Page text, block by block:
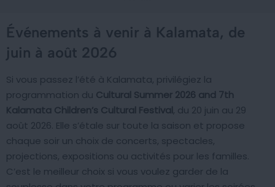
Événements à venir à Kalamata, de
juin à août 2026
Si vous passez l’été à Kalamata, privilégiez la
programmation du Cultural Summer 2026 and 7th
Kalamata Children’s Cultural Festival, du 20 juin au 29
août 2026. Elle s’étale sur toute la saison et propose
chaque soir un choix de concerts, spectacles,
projections, expositions ou activités pour les familles.
C’est le meilleur choix si vous voulez garder de la